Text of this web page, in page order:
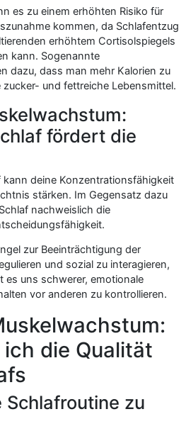
es zu einem erhöhten Risiko für
kommen, da Schlafentzug
erhöhtem Cortisolspiegels
kann. Sogenannte
dazu, dass man mehr Kalorien zu
und fettreiche Lebensmittel.
fördert die
kann deine Konzentrationsfähigkeit
stärken. Im Gegensatz dazu
nachweislich die
zur Beeinträchtigung der
und sozial zu interagieren,
es uns schwerer, emotionale
vor anderen zu kontrollieren.
die Qualität
Schlafroutine zu